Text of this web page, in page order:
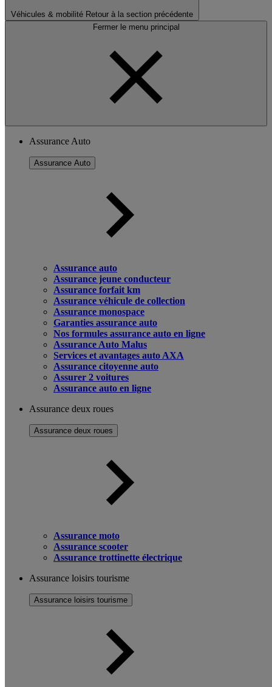
Véhicules & mobilité Retour à la section précédente
Fermer le menu principal
Assurance Auto
Assurance Auto
Assurance auto
Assurance jeune conducteur
Assurance forfait km
Assurance véhicule de collection
Assurance monospace
Garanties assurance auto
Nos formules assurance auto en ligne
Assurance Auto Malus
Services et avantages auto AXA
Assurance citoyenne auto
Assurer 2 voitures
Assurance auto en ligne
Assurance deux roues
Assurance deux roues
Assurance moto
Assurance scooter
Assurance trottinette électrique
Assurance loisirs tourisme
Assurance loisirs tourisme